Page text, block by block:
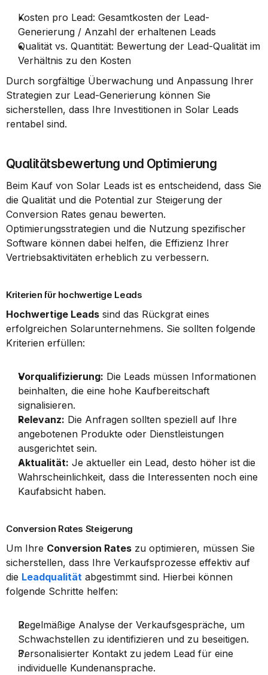
Kosten pro Lead: Gesamtkosten der Lead-
Generierung / Anzahl der erhaltenen Leads
Qualität vs. Quantität: Bewertung der Lead-Qualität im
Verhältnis zu den Kosten
Durch sorgfältige Überwachung und Anpassung Ihrer
Strategien zur Lead-Generierung können Sie
sicherstellen, dass Ihre Investitionen in Solar Leads
rentabel sind.
Qualitätsbewertung und Optimierung
Beim Kauf von Solar Leads ist es entscheidend, dass Sie
die Qualität und die Potential zur Steigerung der
Conversion Rates genau bewerten.
Optimierungsstrategien und die Nutzung spezifischer
Software können dabei helfen, die Effizienz Ihrer
Vertriebsaktivitäten erheblich zu verbessern.
Kriterien für hochwertige Leads
Hochwertige Leads sind das Rückgrat eines
erfolgreichen Solarunternehmens. Sie sollten folgende
Kriterien erfüllen:
Vorqualifizierung: Die Leads müssen Informationen
beinhalten, die eine hohe Kaufbereitschaft
signalisieren.
Relevanz: Die Anfragen sollten speziell auf Ihre
angebotenen Produkte oder Dienstleistungen
ausgerichtet sein.
Aktualität: Je aktueller ein Lead, desto höher ist die
Wahrscheinlichkeit, dass die Interessenten noch eine
Kaufabsicht haben.
Conversion Rates Steigerung
Um Ihre Conversion Rates zu optimieren, müssen Sie
sicherstellen, dass Ihre Verkaufsprozesse effektiv auf
die Leadqualität abgestimmt sind. Hierbei können
folgende Schritte helfen:
Regelmäßige Analyse der Verkaufsgespräche, um
Schwachstellen zu identifizieren und zu beseitigen.
Personalisierter Kontakt zu jedem Lead für eine
individuelle Kundenansprache.